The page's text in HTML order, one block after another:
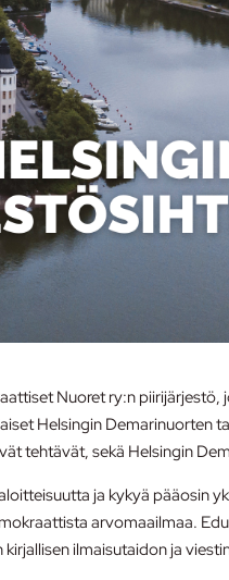
Nuoret ry:n piirijärjestö,
Helsingin Demarinuorten
tehtävät, sekä Helsingin
ja kykyä pääosin
arvomaailmaa.
ilmaisutaidon ja